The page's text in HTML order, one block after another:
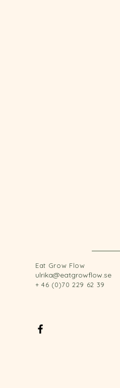
Eat Grow Flow
ulrika@eatgrowflow.se
+ 46 (0)70 229 62 39